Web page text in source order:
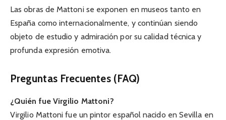
Las obras de Mattoni se exponen en museos tanto en
España como internacionalmente, y continúan siendo
objeto de estudio y admiración por su calidad técnica y
profunda expresión emotiva.
Preguntas Frecuentes (FAQ)
¿Quién fue Virgilio Mattoni?
Virgilio Mattoni fue un pintor español nacido en Sevilla en